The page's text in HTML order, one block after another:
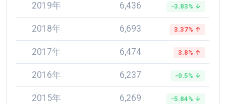
2019年 6,436 -3.83% ↓
2018年 6,693 3.37% ↑
2017年 6,474 3.8% ↑
2016年 6,237 -0.5% ↓
2015年 6,269 -5.84% ↓